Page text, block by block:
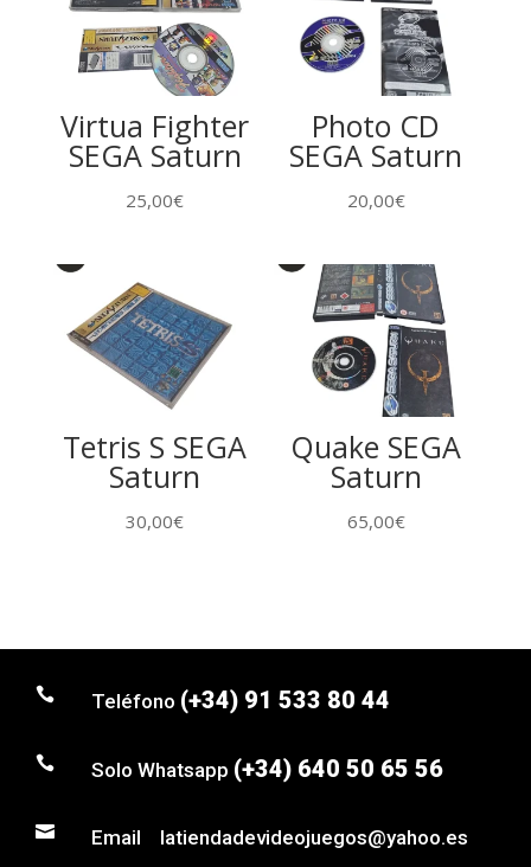
Virtua Fighter
SEGA Saturn
25,00€
Photo CD
SEGA Saturn
20,00€
Tetris S SEGA
Saturn
30,00€
Quake SEGA
Saturn
65,00€
 Teléfono (+34) 91 533 80 44
 Solo Whatsapp (+34) 640 50 65 56
 Email latiendadevideojuegos@yahoo.es